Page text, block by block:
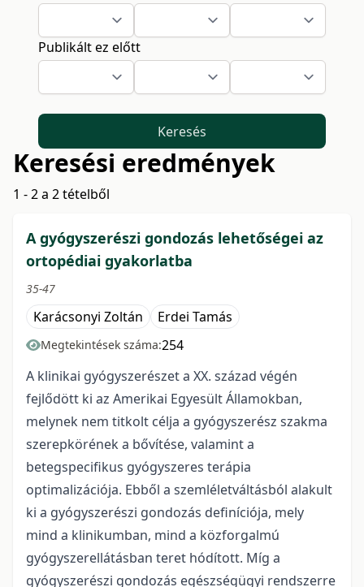
Publikált ez előtt
Keresés
Keresési eredmények
1 - 2 a 2 tételből
A gyógyszerészi gondozás lehetőségei az
ortopédiai gyakorlatba
35-47
Karácsonyi Zoltán Erdei Tamás
Megtekintések száma:254
A klinikai gyógyszerészet a XX. század végén
fejlődött ki az Amerikai Egyesült Államokban,
melynek nem titkolt célja a gyógyszerész szakma
szerepkörének a bővítése, valamint a
betegspecifikus gyógyszeres terápia
optimalizációja. Ebből a szemléletváltásból alakult
ki a gyógyszerészi gondozás definíciója, mely
mind a klinikumban, mind a közforgalmú
gyógyszerellátásban teret hódított. Míg a
gyógyszerészi gondozás egészségügyi rendszerre